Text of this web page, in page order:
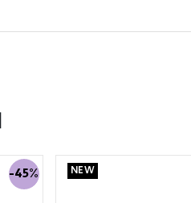
NEW
-45%